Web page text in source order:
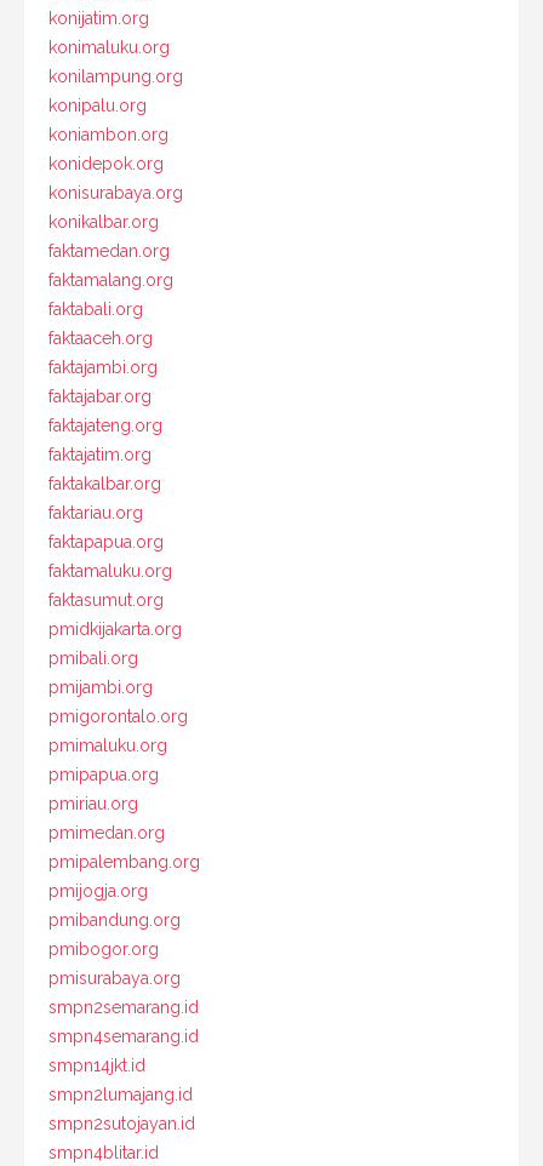
konijatim.org
konimaluku.org
konilampung.org
konipalu.org
koniambon.org
konidepok.org
konisurabaya.org
konikalbar.org
faktamedan.org
faktamalang.org
faktabali.org
faktaaceh.org
faktajambi.org
faktajabar.org
faktajateng.org
faktajatim.org
faktakalbar.org
faktariau.org
faktapapua.org
faktamaluku.org
faktasumut.org
pmidkijakarta.org
pmibali.org
pmijambi.org
pmigorontalo.org
pmimaluku.org
pmipapua.org
pmiriau.org
pmimedan.org
pmipalembang.org
pmijogja.org
pmibandung.org
pmibogor.org
pmisurabaya.org
smpn2semarang.id
smpn4semarang.id
smpn14jkt.id
smpn2lumajang.id
smpn2sutojayan.id
smpn4blitar.id